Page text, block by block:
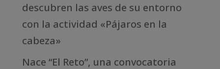
descubren las aves de su entorno
con la actividad «Pájaros en la
cabeza»
Nace “El Reto”, una convocatoria